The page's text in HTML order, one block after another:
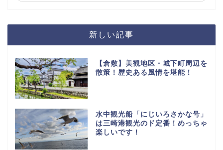
新しい記事
【倉敷】美観地区・城下町周辺を
散策！歴史ある風情を堪能！
水中観光船「にじいろさかな号」
は三崎港観光のド定番！めっちゃ
楽しいです！